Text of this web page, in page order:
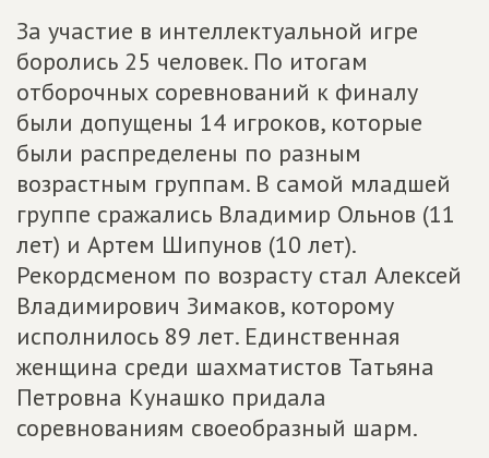
За участие в интеллектуальной игре
боролись 25 человек. По итогам
отборочных соревнований к финалу
были допущены 14 игроков, которые
были распределены по разным
возрастным группам. В самой младшей
группе сражались Владимир Ольнов (11
лет) и Артем Шипунов (10 лет).
Рекордсменом по возрасту стал Алексей
Владимирович Зимаков, которому
исполнилось 89 лет. Единственная
женщина среди шахматистов Татьяна
Петровна Кунашко придала
соревнованиям своеобразный шарм.